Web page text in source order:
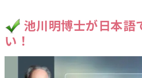
池川明博士が日本語
い！